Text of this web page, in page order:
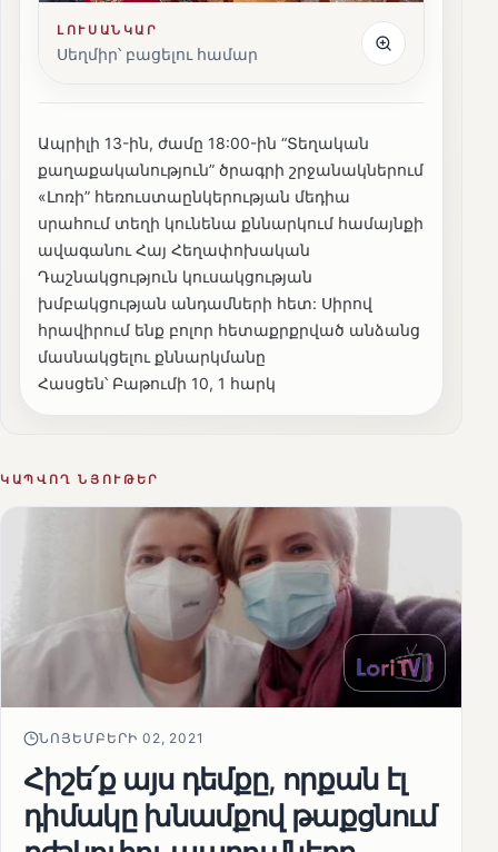
ԼՈՒՍԱՆԿԱՐ
Սեղմիր՝ բացելու համար
Ապրիլի 13-ին, ժամը 18:00-ին “Տեղական
քաղաքականություն” ծրագրի շրջանակներում
«Լոռի” հեռուստաընկերության մեդիա
սրահում տեղի կունենա քննարկում համայնքի
ավագանու Հայ Հեղափոխական
Դաշնակցություն կուսակցության
խմբակցության անդամների հետ: Սիրով
հրավիրում ենք բոլոր հետաքրքրված անձանց
մասնակցելու քննարկմանը
Հասցեն՝ Բաթումի 10, 1 հարկ
ԿԱՊՎՈՂ ՆՅՈՒԹԵՐ
ՆՈՅԵՄԲԵՐԻ 02, 2021
Հիշե՛ք այս դեմքը, որքան էլ
դիմակը խնամքով թաքցնում